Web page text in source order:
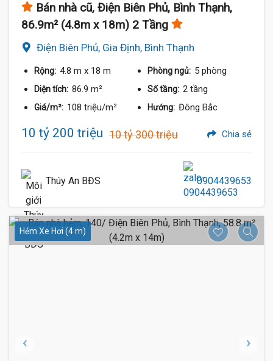
Bán nhà cũ, Điện Biên Phủ, Bình Thạnh,
86.9m² (4.8m x 18m) 2 Tầng
Điện Biên Phủ, Gia Định, Bình Thạnh
Rộng: 4.8 m x 18 m Phòng ngủ: 5 phòng
Diện tích: 86.9 m² Số tầng: 2 tầng
Giá/m²: 108 triệu/m² Hướng: Đông Bắc
10 tỷ 200 triệu 10 tỷ 300 triệu Chia sẻ
Thúy An BĐS 0904439653
Hẻm Xe Hơi (4 m)